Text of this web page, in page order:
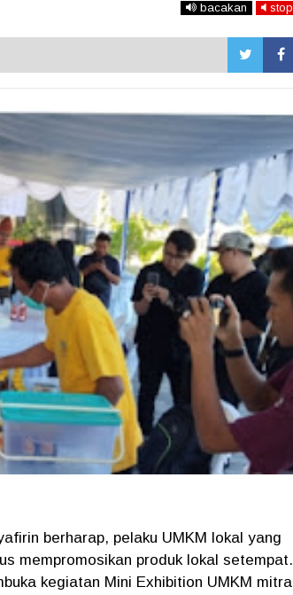
bacakan stop
berharap, pelaku UMKM lokal yang
mempromosikan produk lokal setempat.
kegiatan Mini Exhibition UMKM mitra